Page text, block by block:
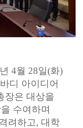
4월 28일(화)
디 아이디어
장은 대상을
수여하며
려하고, 대학